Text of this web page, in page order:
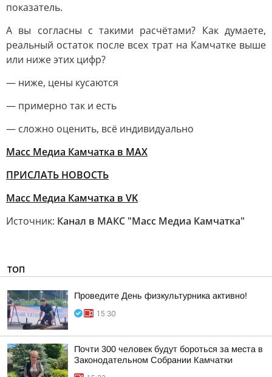
показатель.
А вы согласны с такими расчётами? Как думаете,
реальный остаток после всех трат на Камчатке выше
или ниже этих цифр?
— ниже, цены кусаются
— примерно так и есть
— сложно оценить, всё индивидуально
Масс Медиа Камчатка в MAX
ПРИСЛАТЬ НОВОСТЬ
Масс Медиа Камчатка в VK
Источник: Канал в МАКС "Масс Медиа Камчатка"
ТОП
Проведите День физкультурника активно!
15:30
Почти 300 человек будут бороться за места в
Законодательном Собрании Камчатки